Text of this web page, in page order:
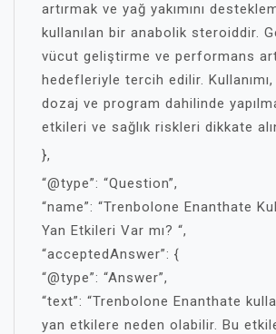
artırmak ve yağ yakımını
kullanılan bir anabolik steroiddir.
vücut geliştirme ve performans
hedefleriyle tercih edilir.
dozaj ve program dahilinde
etkileri ve sağlık riskleri dikkate
},
“@type”: “Question”,
“name”: “Trenbolone Enanthate
Yan Etkileri Var mı? “,
“acceptedAnswer”: {
“@type”: “Answer”,
“text”: “Trenbolone Enanthate
yan etkilere neden olabilir. Bu